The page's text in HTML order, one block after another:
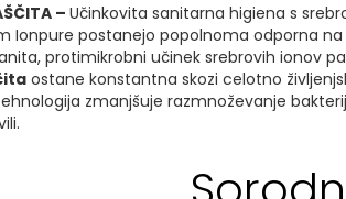
– Učinkovita sanitarna higiena s
Ionpure postanejo popolnoma odporna
protimikrobni učinek srebrovih ionov
ostane konstantna skozi celotno
zmanjšuje razmnoževanje